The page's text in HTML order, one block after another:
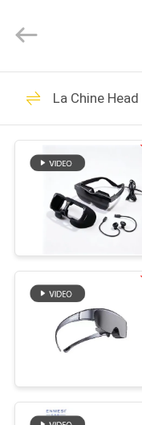
MAISON
PRODUITS
SUJET
NOUS
VISITE
D'USINE
CONTRÔLE
Intelligence
Technology
All
Reserved.
Verres
Head
Display
La Chine